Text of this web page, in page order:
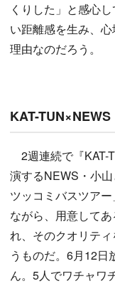
くりした」と感心
い距離感を生み、
理由なのだろう。
KAT-TUN×NEWS
2週連続で『KAT-
演するNEWS・小
ツッコミバスツア
ながら、用意して
れ、そのクオリテ
うものだ。6月12日
ん。5人でワチャワ